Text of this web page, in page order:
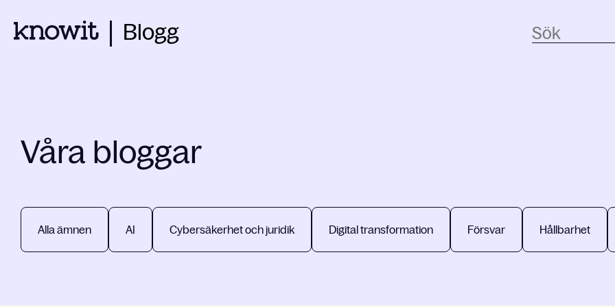
Blogg
Våra bloggar
Alla ämnen AI Cybersäkerhet och juridik Digital transformation Försvar Hållbarhet